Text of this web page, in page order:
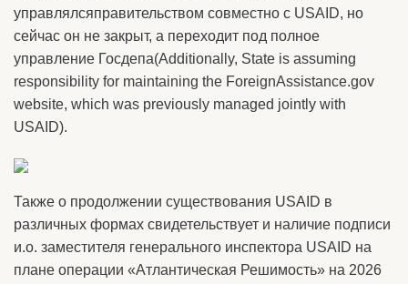
управлялсяправительством совместно с USAID, но
сейчас он не закрыт, а переходит под полное
управление Госдепа(Additionally, State is assuming
responsibility for maintaining the ForeignAssistance.gov
website, which was previously managed jointly with
USAID).
Также о продолжении существования USAID в
различных формах свидетельствует и наличие подписи
и.о. заместителя генерального инспектора USAID на
плане операции «Атлантическая Решимость» на 2026